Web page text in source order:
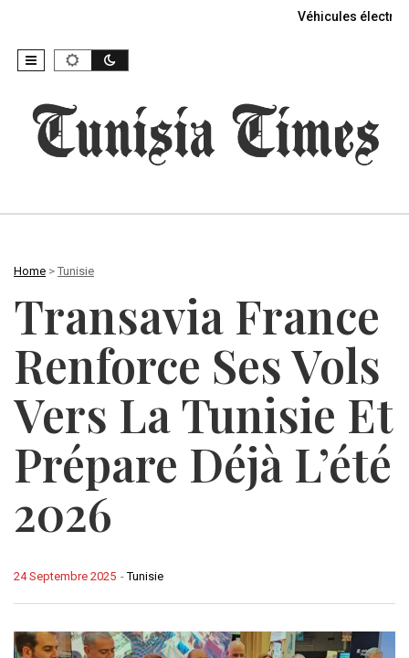
Véhicules
Home > Tunisie
Transavia France
Renforce Ses Vols
Vers La Tunisie Et
Prépare Déjà L’été
2026
-Tunisie
24 Septembre 2025